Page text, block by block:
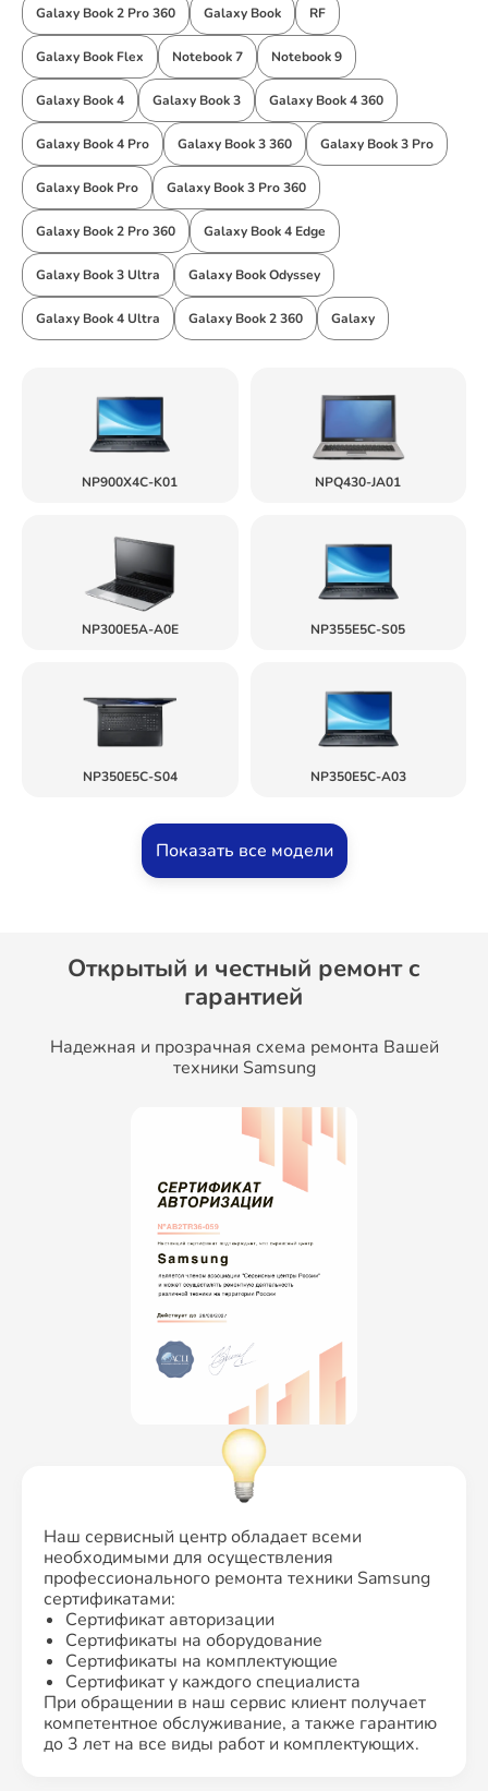
Galaxy Book 2 Pro 360 Galaxy Book RF
Galaxy Book Flex Notebook 7 Notebook 9
Galaxy Book 4 Galaxy Book 3 Galaxy Book 4 360
Galaxy Book 4 Pro Galaxy Book 3 360 Galaxy Book 3 Pro
Galaxy Book Pro Galaxy Book 3 Pro 360
Galaxy Book 2 Pro 360 Galaxy Book 4 Edge
Galaxy Book 3 Ultra Galaxy Book Odyssey
Galaxy Book 4 Ultra Galaxy Book 2 360 Galaxy
NP900X4C-K01 NPQ430-JA01
NP300E5A-A0E NP355E5C-S05
NP350E5C-S04 NP350E5C-A03
Показать все модели
Открытый и честный ремонт c
гарантией
Надежная и прозрачная схема ремонта Вашей
техники Samsung
Наш сервисный центр обладает всеми
необходимыми для осуществления
профессионального ремонта техники Samsung
сертификатами:
Сертификат авторизации
Сертификаты на оборудование
Сертификаты на комплектующие
Сертификат у каждого специалиста
При обращении в наш сервис клиент получает
компетентное обслуживание, а также гарантию
до 3 лет на все виды работ и комплектующих.